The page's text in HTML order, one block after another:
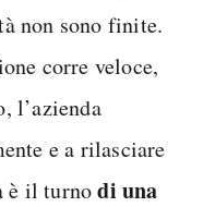
non sono finite.
corre veloce,
l’azienda
e a rilasciare
è il turnodi una